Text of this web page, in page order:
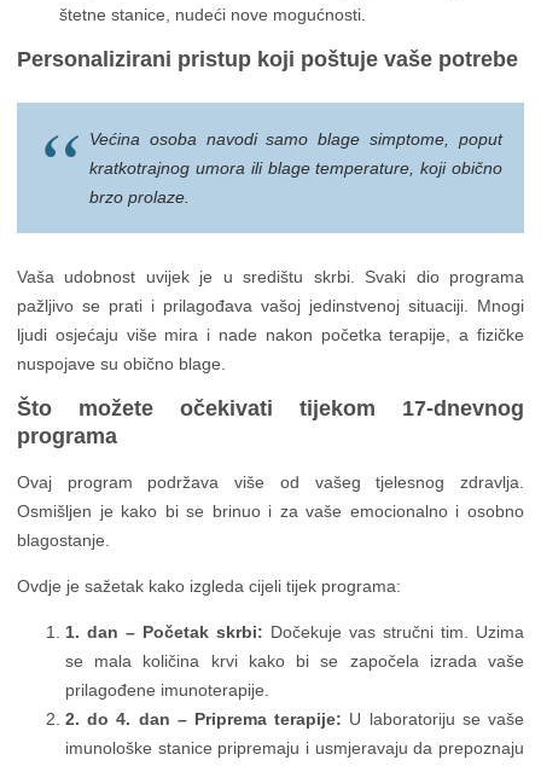
štetne stanice, nudeći nove mogućnosti.
Personalizirani pristup koji poštuje vaše potrebe
Većina osoba navodi samo blage simptome, poput
kratkotrajnog umora ili blage temperature, koji obično
brzo prolaze.
Vaša udobnost uvijek je u središtu skrbi. Svaki dio programa
pažljivo se prati i prilagođava vašoj jedinstvenoj situaciji. Mnogi
ljudi osjećaju više mira i nade nakon početka terapije, a fizičke
nuspojave su obično blage.
Što možete očekivati tijekom 17-dnevnog
programa
Ovaj program podržava više od vašeg tjelesnog zdravlja.
Osmišljen je kako bi se brinuo i za vaše emocionalno i osobno
blagostanje.
Ovdje je sažetak kako izgleda cijeli tijek programa:
1. dan – Početak skrbi: Dočekuje vas stručni tim. Uzima
se mala količina krvi kako bi se započela izrada vaše
prilagođene imunoterapije.
2. do 4. dan – Priprema terapije: U laboratoriju se vaše
imunološke stanice pripremaju i usmjeravaju da prepoznaju